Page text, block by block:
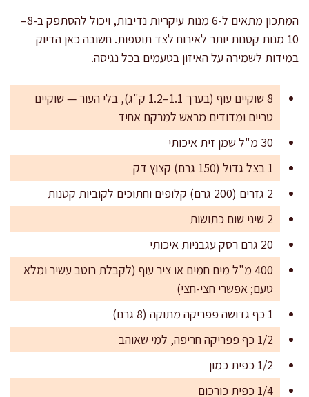
המתכון מתאים ל-6 מנות עיקריות נדיבות, ויכול להסתפק ב-8–
10 מנות קטנות יותר לאירוח לצד תוספות. חשובה כאן הדיוק
במידות לשמירה על האיזון בטעמים בכל נגיסה.
8 שוקיים עוף (בערך 1.1–1.2 ק"ג), בלי העור — שוקיים
טריים ומדודים מראש למרקם אחיד
30 מ"ל שמן זית איכותי
1 בצל גדול (150 גרם) קצוץ דק
2 גזרים (200 גרם) קלופים וחתוכים לקוביות קטנות
2 שיני שום כתושות
20 גרם רסק עגבניות איכותי
400 מ"ל מים חמים או ציר עוף (לקבלת רוטב עשיר ומלא
טעם; אפשרי חצי-חצי)
1 כף גדושה פפריקה מתוקה (8 גרם)
1/2 כף פפריקה חריפה, למי שאוהב
1/2 כפית כמון
1/4 כפית כורכום